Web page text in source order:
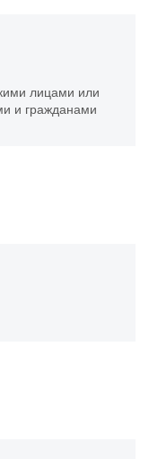
лицами или
и гражданами